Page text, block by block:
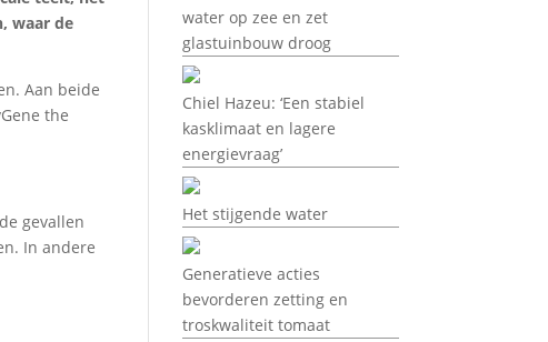
waar de
Aan beide
the
gevallen
In andere
water op zee en zet
glastuinbouw droog
Chiel Hazeu: ‘Een stabiel
kasklimaat en lagere
energievraag’
Het stijgende water
Generatieve acties
bevorderen zetting en
troskwaliteit tomaat